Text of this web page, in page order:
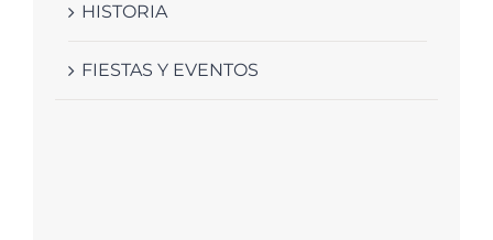
HISTORIA
FIESTAS Y EVENTOS